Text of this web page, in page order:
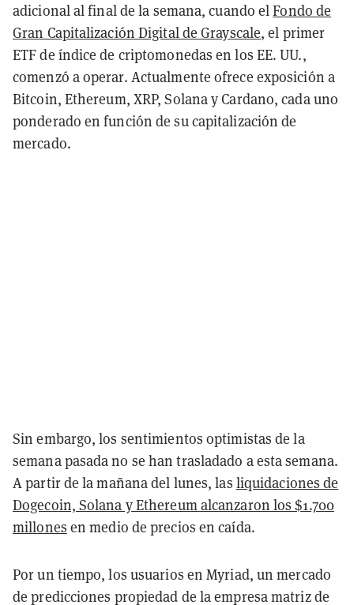
adicional al final de la semana, cuando elFondo de
Gran Capitalización Digital de Grayscale, el primer
ETF de índice de criptomonedas en los EE. UU.,
comenzó a operar. Actualmente ofrece exposición a
Bitcoin, Ethereum, XRP, Solana y Cardano, cada uno
ponderado en función de su capitalización de
mercado.
Sin embargo, los sentimientos optimistas de la
semana pasada no se han trasladado a esta semana.
A partir de la mañana del lunes, las liquidaciones de
Dogecoin, Solana y Ethereum alcanzaron los $1.700
millones en medio de precios en caída.
Por un tiempo, los usuarios en Myriad, un mercado
de predicciones propiedad de la empresa matriz de